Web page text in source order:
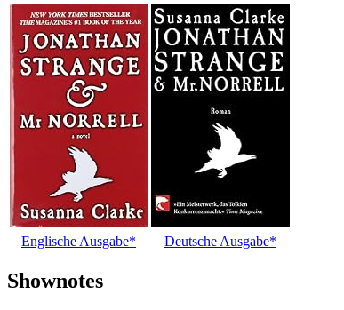
Englische Ausgabe* Deutsche Ausgabe*
Shownotes